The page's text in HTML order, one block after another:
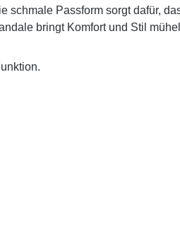
schmale Passform sorgt dafür,
bringt Komfort und Stil